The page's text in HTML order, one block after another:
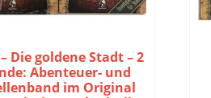
Die goldene Stadt – 2
Abenteuer- und
im Original